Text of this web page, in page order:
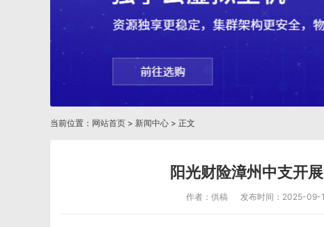
当前位置： 网站首页 > 新闻中心 > 正文
阳光财险漳州中支开
作者：供稿 发布时间：2025-09-